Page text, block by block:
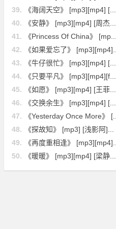
39.
《海阔天空》 [mp3][mp4] [...
40.
《安静》 [mp3][mp4] [周杰...
41.
《Princess Of China》 [mp...
42.
《如果爱忘了》 [mp3][mp4]...
43.
《牛仔很忙》 [mp3][mp4] [...
44.
《只要平凡》 [mp3][mp4][f...
45.
《如愿》 [mp3][mp4] [王菲...
46.
《交换余生》 [mp3][mp4] [...
47.
《Yesterday Once More》 [...
48.
《探故知》 [mp3] [浅影阿]...
49.
《再度重相逢》 [mp3][mp4]...
50. 《暖暖》 [mp3][mp4] [梁静...